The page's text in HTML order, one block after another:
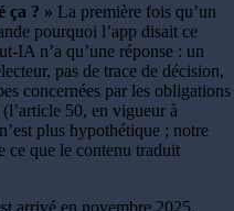
ça ? » La première fois qu’un
pourquoi l’app disait ce
IA n’a qu’une réponse : un
pas de trace de décision,
concernées par les obligations
50, en vigueur à
plus hypothétique ; notre
ce que le contenu traduit
arrivé en novembre 2025,